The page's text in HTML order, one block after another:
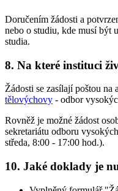
Doručením žádosti a
nebo o studiu, kde musí být
studia.
8. Na které instituci
Žádosti se zasílají poštou na
tělovýchovy - odbor
Rovněž je možné žádost
sekretariátu odboru
středa, 8:00 - 17:00 hod.).
10. Jaké doklady je